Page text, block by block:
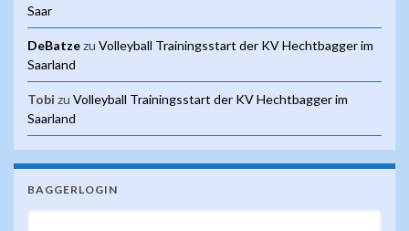
Saar
DeBatzezu Volleyball Trainingsstart der KV Hechtbagger im
Saarland
Tobi zu Volleyball Trainingsstart der KV Hechtbagger im
Saarland
BAGGERLOGIN